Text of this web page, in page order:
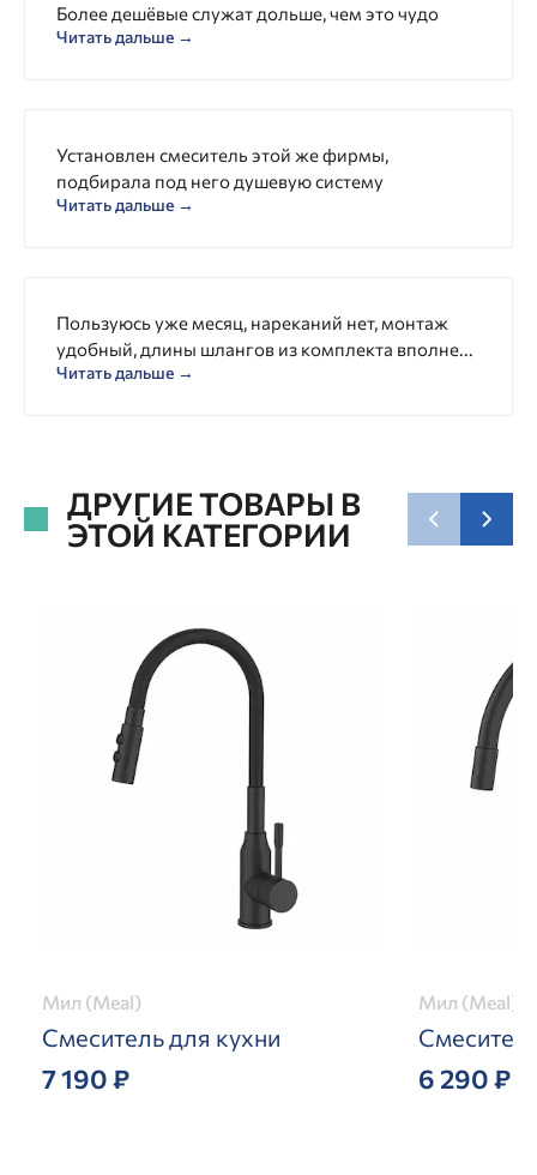
Более дешёвые служат дольше, чем это чудо
Читать дальше →
Установлен смеситель этой же фирмы,
подбирала под него душевую систему
Читать дальше →
Пользуюсь уже месяц, нареканий нет, монтаж
удобный, длины шлангов из комплекта вполне...
Читать дальше →
ДРУГИЕ ТОВАРЫ В
ЭТОЙ КАТЕГОРИИ
Мил (Meal)
Смеситель для кухни
7 190 ₽
Мил (Meal)
6 290 ₽